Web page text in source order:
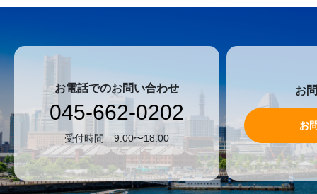
お電話でのお問い合わせ
045-662-0202
受付時間 9:00〜18:00
お
お